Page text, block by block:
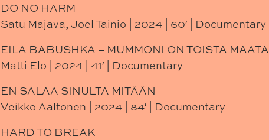
DO NO HARM
Satu Majava, Joel Tainio | 2024 | 60′ | Documentary
EILA BABUSHKA – MUMMONI ON TOISTA MAATA
Matti Elo | 2024 | 41′ | Documentary
EN SALAA SINULTA MITÄÄN
Veikko Aaltonen | 2024 | 84′ | Documentary
HARD TO BREAK